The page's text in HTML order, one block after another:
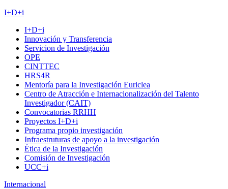
I+D+i
I+D+i
Innovación y Transferencia
Servicion de Investigación
OPE
CINTTEC
HRS4R
Mentoría para la Investigación Euriclea
Centro de Atracción e Internacionalización del Talento
Investigador (CAIT)
Convocatorias RRHH
Proyectos I+D+i
Programa propio investigación
Infraestruturas de apoyo a la investigación
Ética de la Investigación
Comisión de Investigación
UCC+i
Internacional